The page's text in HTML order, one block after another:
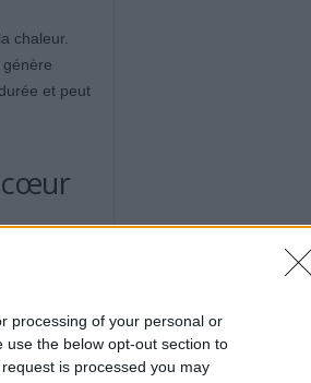
processing of your personal or
the below opt-out section to
is processed you may
chaleur.
et peut
cœur
et
ou une
2021 a